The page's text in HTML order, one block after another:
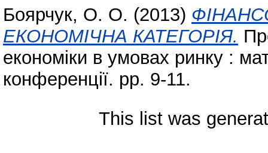
Боярчук, О. О. (2013)
ЕКОНОМІЧНА КАТЕГОРІЯ.
економіки в умовах ринку :
конференції. pp. 9-11.
This list was